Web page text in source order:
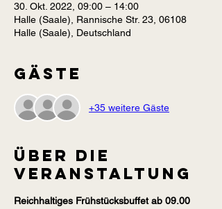
30. Okt. 2022, 09:00 – 14:00
Halle (Saale), Rannische Str. 23, 06108
Halle (Saale), Deutschland
Gäste
+35 weitere Gäste
Über die
Veranstaltung
Reichhaltiges Frühstücksbuffet ab 09.00